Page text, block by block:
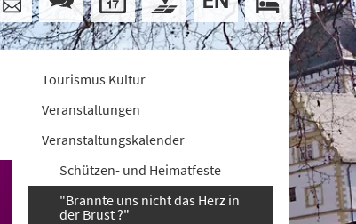
Tourismus Kultur
Veranstaltungen
Veranstaltungskalender
Schützen- und Heimatfeste
"Brannte uns nicht das Herz in
der Brust ?"